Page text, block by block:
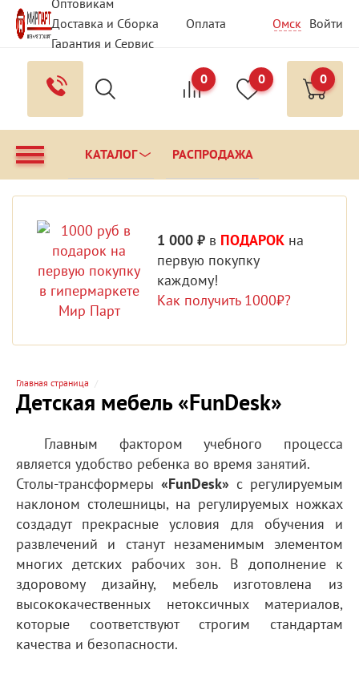
Оптовикам
Доставка и Сборка
Оплата
Гарантия и Сервис
Вопрос - Ответ
Контакты
Омск Войти
0 0 0
КАТАЛОГ РАСПРОДАЖА
1 000 ₽ в ПОДАРОК на
первую покупку
каждому!
Как получить 1000₽?
Главная страница
Детская мебель «FunDesk»
Главным фактором учебного процесса
является удобство ребенка во время занятий.
Столы-трансформеры «FunDesk» с регулируемым
наклоном столешницы, на регулируемых ножках
создадут прекрасные условия для обучения и
развлечений и станут незаменимым элементом
многих детских рабочих зон. В дополнение к
здоровому дизайну, мебель изготовлена из
высококачественных нетоксичных материалов,
которые соответствуют строгим стандартам
качества и безопасности.